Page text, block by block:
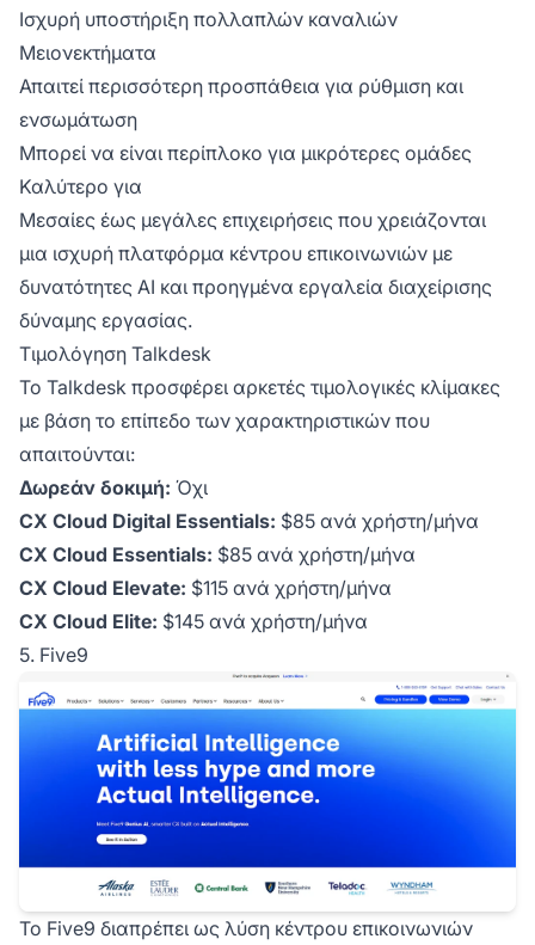
Ισχυρή υποστήριξη πολλαπλών καναλιών
Μειονεκτήματα
Απαιτεί περισσότερη προσπάθεια για ρύθμιση και
ενσωμάτωση
Μπορεί να είναι περίπλοκο για μικρότερες ομάδες
Καλύτερο για
Μεσαίες έως μεγάλες επιχειρήσεις που χρειάζονται
μια ισχυρή πλατφόρμα κέντρου επικοινωνιών με
δυνατότητες AI και προηγμένα εργαλεία διαχείρισης
δύναμης εργασίας.
Τιμολόγηση Talkdesk
Το Talkdesk προσφέρει αρκετές τιμολογικές κλίμακες
με βάση το επίπεδο των χαρακτηριστικών που
απαιτούνται:
Δωρεάν δοκιμή: Όχι
CX Cloud Digital Essentials: $85 ανά χρήστη/μήνα
CX Cloud Essentials: $85 ανά χρήστη/μήνα
CX Cloud Elevate: $115 ανά χρήστη/μήνα
CX Cloud Elite: $145 ανά χρήστη/μήνα
5. Five9
Το Five9 διαπρέπει ως λύση κέντρου επικοινωνιών